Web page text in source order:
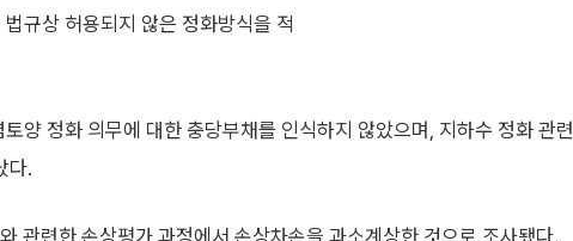
규상 허용되지 않은 정화방식을 적
양 정화 의무에 대한 충당부채를 인식하지 않았으며, 지하수 정화 관련
다.
관련한 손상평가 과정에서 손상차손을 과소계상한 것으로 조사됐다.